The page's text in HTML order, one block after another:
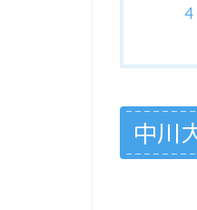
中川